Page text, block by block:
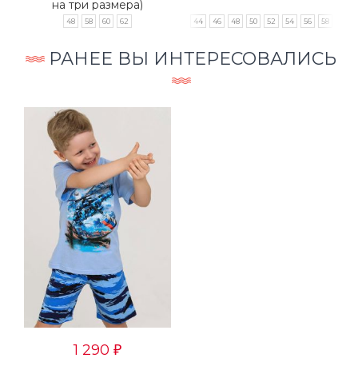
на три размера)
48 58 60 62 44 46 48 50 52 54 56 58
РАНЕЕ ВЫ ИНТЕРЕСОВАЛИСЬ
1 290 ₽